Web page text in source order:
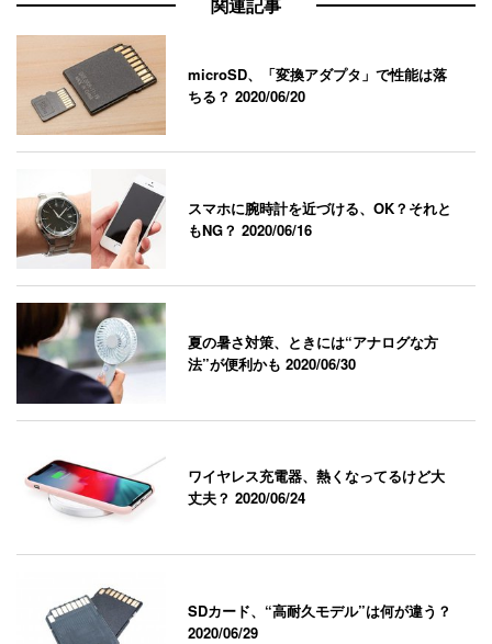
microSD、「変換アダプタ」で性能は落
ちる？2020/06/20
スマホに腕時計を近づける、OK？それと
もNG？2020/06/16
夏の暑さ対策、ときには“アナログな方
法”が便利かも2020/06/30
ワイヤレス充電器、熱くなってるけど大
丈夫？2020/06/24
SDカード、“高耐久モデル”は何が違う？
2020/06/29